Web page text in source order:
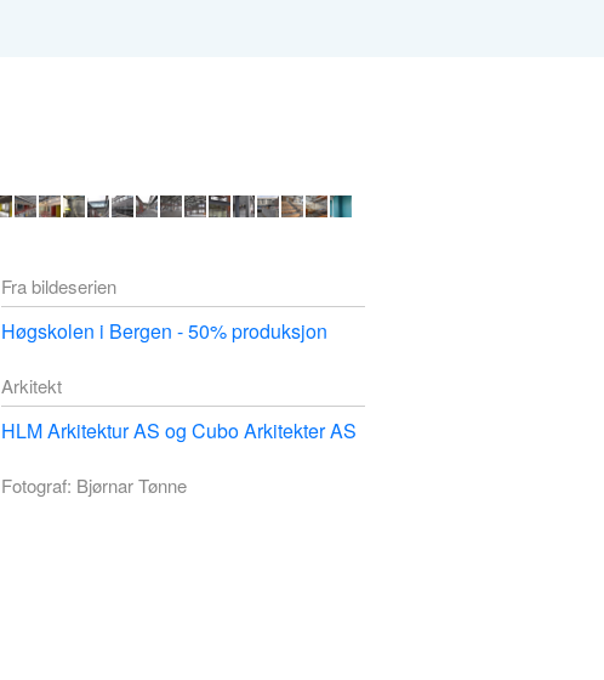
Fra bildeserien
Høgskolen i Bergen - 50% produksjon
Arkitekt
HLM Arkitektur AS og Cubo Arkitekter AS
Fotograf: Bjørnar Tønne